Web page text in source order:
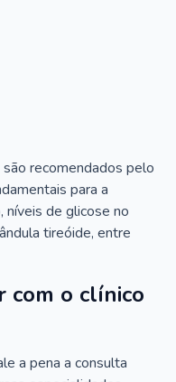
recomendados pelo
para a
níveis de glicose no
tireóide, entre
com o clínico
a pena a consulta